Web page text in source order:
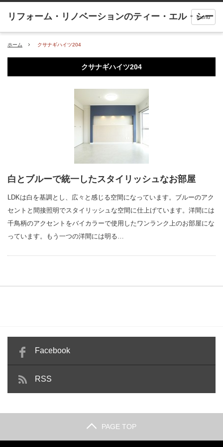
menu
ホーム クサナギハイツ204
クサナギハイツ204
白とブルーで統一したスタイリッシュなお部屋
LDKは白を基調とし、広々と感じる空間になっています。ブルーのアク
セントと間接照明でスタイリッシュな空間に仕上げています。洋間には
千鳥柄のアクセントをバイカラーで使用したワンランク上のお部屋にな
っています。もう一つの洋間には明る…
Facebook
RSS
PAGE TOP